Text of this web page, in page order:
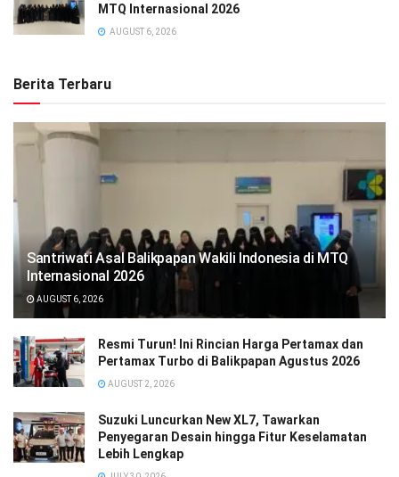
MTQ Internasional 2026
AUGUST 6, 2026
Berita Terbaru
Santriwati Asal Balikpapan Wakili Indonesia di MTQ
Internasional 2026
AUGUST 6, 2026
Resmi Turun! Ini Rincian Harga Pertamax dan
Pertamax Turbo di Balikpapan Agustus 2026
AUGUST 2, 2026
Suzuki Luncurkan New XL7, Tawarkan
Penyegaran Desain hingga Fitur Keselamatan
Lebih Lengkap